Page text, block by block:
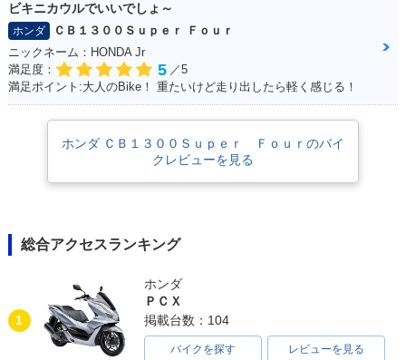
2015年 CB1300 SU
PER FOUR E Pack
age Special Editio
n・特別・限定仕様
2014年 CB1300 SU
PER FOUR E Pack
age・新登場
別・限定仕様
ビキニカウルでいいでしょ～
ホンダ
ＣＢ１３００Ｓｕｐｅｒ Ｆｏｕｒ
ニックネーム：HONDA Jr
満足度：
5 ／5
満足ポイント:大人のBike！ 重たいけど走り出したら軽く感じる！
ホンダ ＣＢ１３００Ｓｕｐｅｒ Ｆｏｕｒのバイ
クレビューを見る
総合アクセスランキング
1
ホンダ
ＰＣＸ
掲載台数：104
バイクを探す レビューを見る